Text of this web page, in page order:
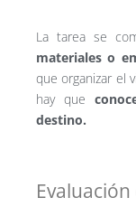
La tarea se
materiales o
que organizar el
hay que
destino.